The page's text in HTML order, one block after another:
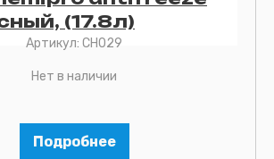
(17.8л)
Артикул: CH029
Нет в наличии
Подробнее